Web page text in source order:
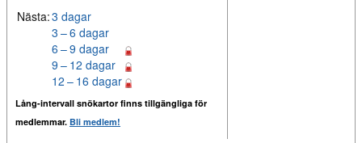
Nästa:3 dagar
3 – 6 dagar
6 – 9 dagar
9 – 12 dagar
12 – 16 dagar
Lång-intervall snökartor finns tillgängliga för
medlemmar. Bli medlem!